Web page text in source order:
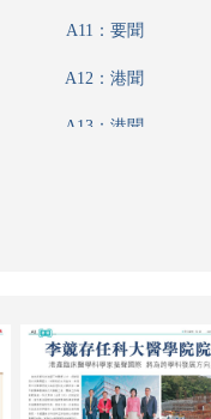
A11：要聞
A12：港聞
A13：港聞
A18：專題
A19：國際